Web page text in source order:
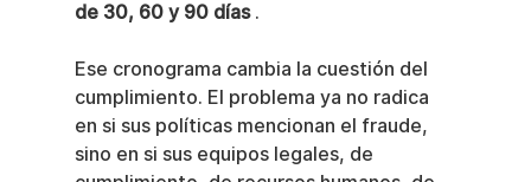
de 30, 60 y 90 días .
Ese cronograma cambia la cuestión del
cumplimiento. El problema ya no radica
en si sus políticas mencionan el fraude,
sino en si sus equipos legales, de